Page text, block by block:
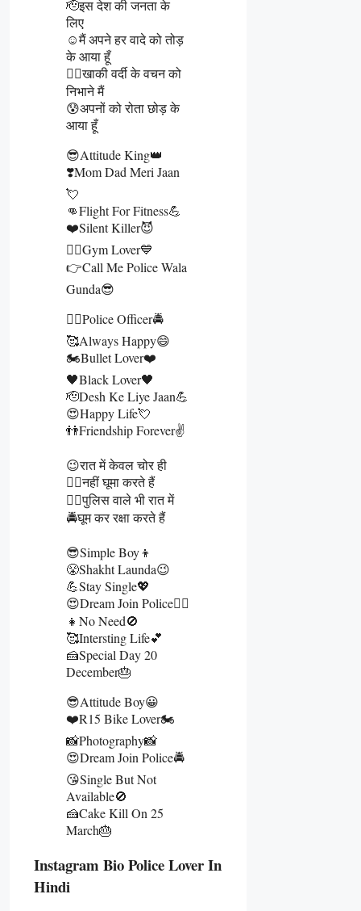
🫡इस देश की जनता के
लिए
☺️मैं अपने हर वादे को तोड़
के आया हूँ
👮‍♂️खाकी वर्दी के वचन को
निभाने मैं
😰अपनों को रोता छोड़ के
आया हूँ
😎Attitude King👑
❣️Mom Dad Meri Jaan
💘
👊Flight For Fitness💪
❤️Silent Killer😈
🏋️‍♂️Gym Lover💙
👉Call Me Police Wala
Gunda😎
👮‍♂️Police Officer🚔
🥰Always Happy😄
🏍️Bullet Lover❤️
🖤Black Lover🖤
🫡Desh Ke Liye Jaan💪
😍Happy Life💘
👬Friendship Forever✌️
😉रात में केवल चोर ही
🏃‍♂️नहीं घूमा करते हैं
👮‍♂️पुलिस वाले भी रात में
🚔घूम कर रक्षा करते हैं
😎Simple Boy👦
😤Shakht Launda😉
💪Stay Single💖
😍Dream Join Police👮‍♂️
👧No Need🚫
🥰Intersting Life💕
🍰Special Day 20
December🎂
😎Attitude Boy😀
❤️R15 Bike Lover🏍️
📸Photography📸
😍Dream Join Police🚔
😘Single But Not
Available🚫
🍰Cake Kill On 25
March🎂
Instagram Bio Police Lover In
Hindi